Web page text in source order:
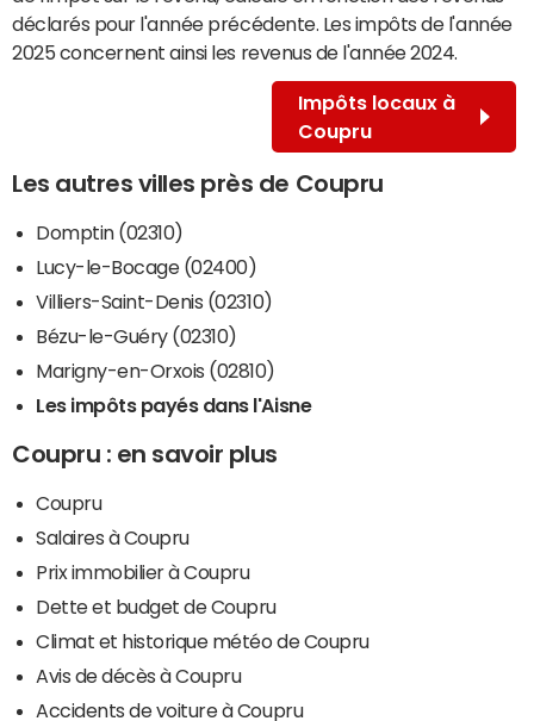
déclarés pour l'année précédente. Les impôts de l'année
2025 concernent ainsi les revenus de l'année 2024.
Impôts locaux à
Coupru
Les autres villes près de Coupru
Domptin (02310)
Lucy-le-Bocage (02400)
Villiers-Saint-Denis (02310)
Bézu-le-Guéry (02310)
Marigny-en-Orxois (02810)
Les impôts payés dans l'Aisne
Coupru : en savoir plus
Coupru
Salaires à Coupru
Prix immobilier à Coupru
Dette et budget de Coupru
Climat et historique météo de Coupru
Avis de décès à Coupru
Accidents de voiture à Coupru